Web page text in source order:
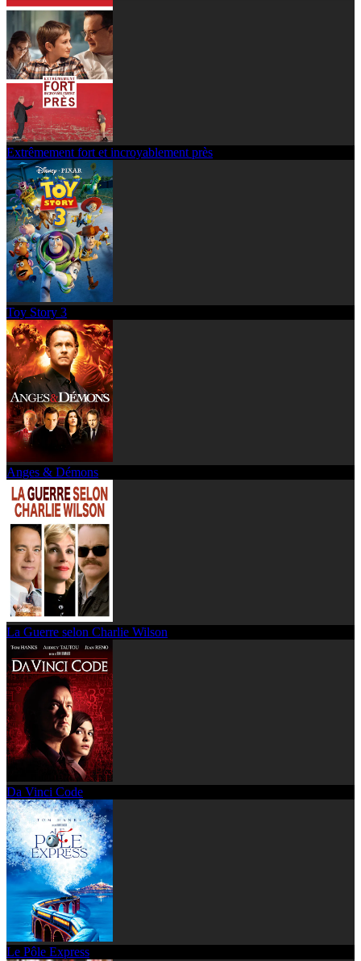
Extrêmement fort et incroyablement près
Toy Story 3
Anges & Démons
La Guerre selon Charlie Wilson
Da Vinci Code
Le Pôle Express